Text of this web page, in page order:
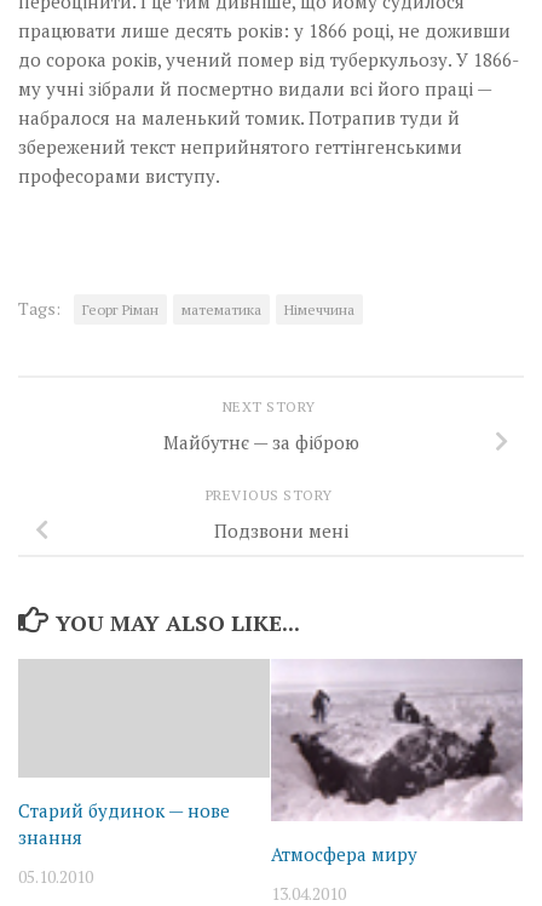
працювати лише десять років: у 1866 році, не доживши
до сорока років, учений помер від туберкульозу. У 1866-
му учні зібрали й посмертно видали всі його праці —
набралося на маленький томик. Потрапив туди й
збережений текст неприйнятого геттінгенськими
професорами виступу.
Tags: Георг Ріман математика Німеччина
NEXT STORY
Майбутнє — за фіброю
PREVIOUS STORY
Подзвони мені
YOU MAY ALSO LIKE...
Старий будинок — нове
знання
05.10.2010
Атмосфера миру
13.04.2010